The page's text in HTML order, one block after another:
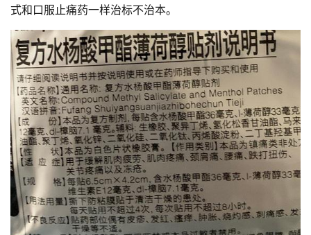
式和口服止痛药一样治标不治本。